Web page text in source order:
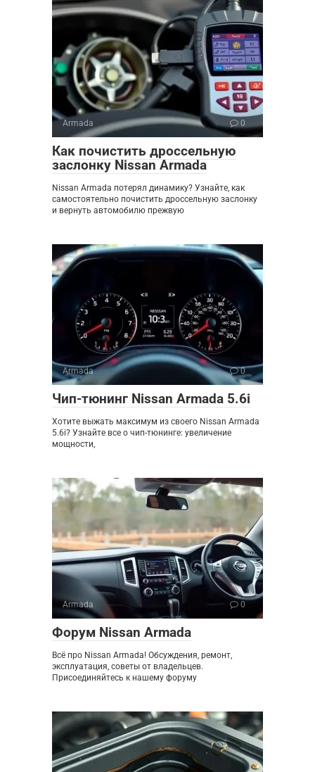
Armada 0
Как почистить дроссельную
заслонку Nissan Armada
Nissan Armada потерял динамику? Узнайте, как
самостоятельно почистить дроссельную заслонку
и вернуть автомобилю прежвую
Armada 0
Чип-тюнинг Nissan Armada 5.6i
Хотите выжать максимум из своего Nissan Armada
5.6i? Узнайте все о чип-тюнинге: увеличение
мощности,
Armada 0
Форум Nissan Armada
Всё про Nissan Armada! Обсуждения, ремонт,
эксплуатация, советы от владельцев.
Присоединяйтесь к нашему форуму